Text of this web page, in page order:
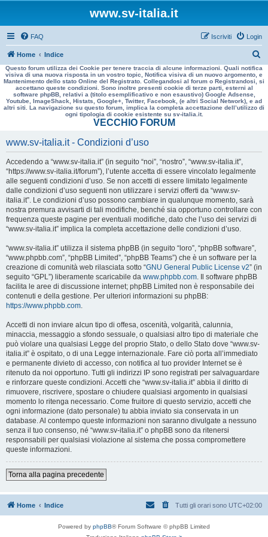
www.sv-italia.it
FAQ Login
Iscriviti
Home Indice
e
r
a
Questo forum utilizza dei Cookie per tenere traccia di alcune informazioni. Quali notifica
visiva di una nuova risposta in un vostro topic, Notifica visiva di un nuovo argomento, e
Mantenimento dello stato Online del Registrato. Collegandosi al forum o Registrandosi, si
accettano queste condizioni. Sono inoltre presenti cookie di terze parti, esterni al
software phpBB, relativi a (titolo esemplificativo e non esaustivo) Google Adsense,
Youtube, ImageShack, Histats, Google+, Twitter, Facebook, (e altri Social Network), e ad
altri siti. La navigazione su questo forum, implica la completa accettazione dell’utilizzo di
ogni tipologia di cookie esistente su sv-italia.it.
VECCHIO FORUM
www.sv-italia.it - Condizioni d’uso
Accedendo a “www.sv-italia.it” (in seguito “noi”, “nostro”, “www.sv-italia.it”,
“https://www.sv-italia.it/forum”), l’utente accetta di essere vincolato legalmente
alle seguenti condizioni d’uso. Se non accetti di essere limitato legalmente
dalle condizioni d’uso seguenti non utilizzare i servizi offerti da “www.sv-
italia.it”. Le condizioni d’uso possono cambiare in qualunque momento, sarà
nostra premura avvisarti di tali modifiche, benché sia opportuno controllare con
frequenza queste pagine per eventuali modifiche, dato che l’uso dei servizi di
“www.sv-italia.it” implica la completa accettazione delle condizioni d’uso.
“www.sv-italia.it” utilizza il sistema phpBB (in seguito “loro”, “phpBB software”,
“www.phpbb.com”, “phpBB Limited”, “phpBB Teams”) che è un software per la
creazione di comunità web rilasciata sotto “GNU General Public License v2” (in
seguito “GPL”) liberamente scaricabile da www.phpbb.com. Il software phpBB
facilita le aree di discussione internet; phpBB Limited non è responsabile dei
contenuti e della gestione. Per ulteriori informazioni su phpBB:
https://www.phpbb.com.
Accetti di non inviare alcun tipo di offesa, oscenità, volgarità, calunnia,
minaccia, messaggio a sfondo sessuale, o qualsiasi altro tipo di materiale che
può violare una qualsiasi Legge del proprio Stato, o dello Stato dove “www.sv-
italia.it” è ospitato, o di una Legge internazionale. Fare ciò porta all’immediato
e permanente divieto di accesso, con notifica al tuo provider Internet se è
ritenuto da noi opportuno. Tutti gli indirizzi IP sono registrati per salvaguardare
e rinforzare queste condizioni. Accetti che “www.sv-italia.it” abbia il diritto di
rimuovere, riscrivere, spostare o chiudere qualsiasi argomento in qualsiasi
momento lo ritenga necessario. Come fruitore di questo servizio, accetti che
ogni informazione (dato personale) tu abbia inviato sia conservata in un
database. Al contempo queste informazioni non saranno divulgate a nessuno
senza il tuo consenso, né “www.sv-italia.it” o phpBB sono da ritenersi
responsabili per qualsiasi violazione al sistema che possa compromettere
queste informazioni.
Torna alla pagina precedente
Home Indice Tutti gli orari sono UTC+02:00
Powered by phpBB® Forum Software © phpBB Limited